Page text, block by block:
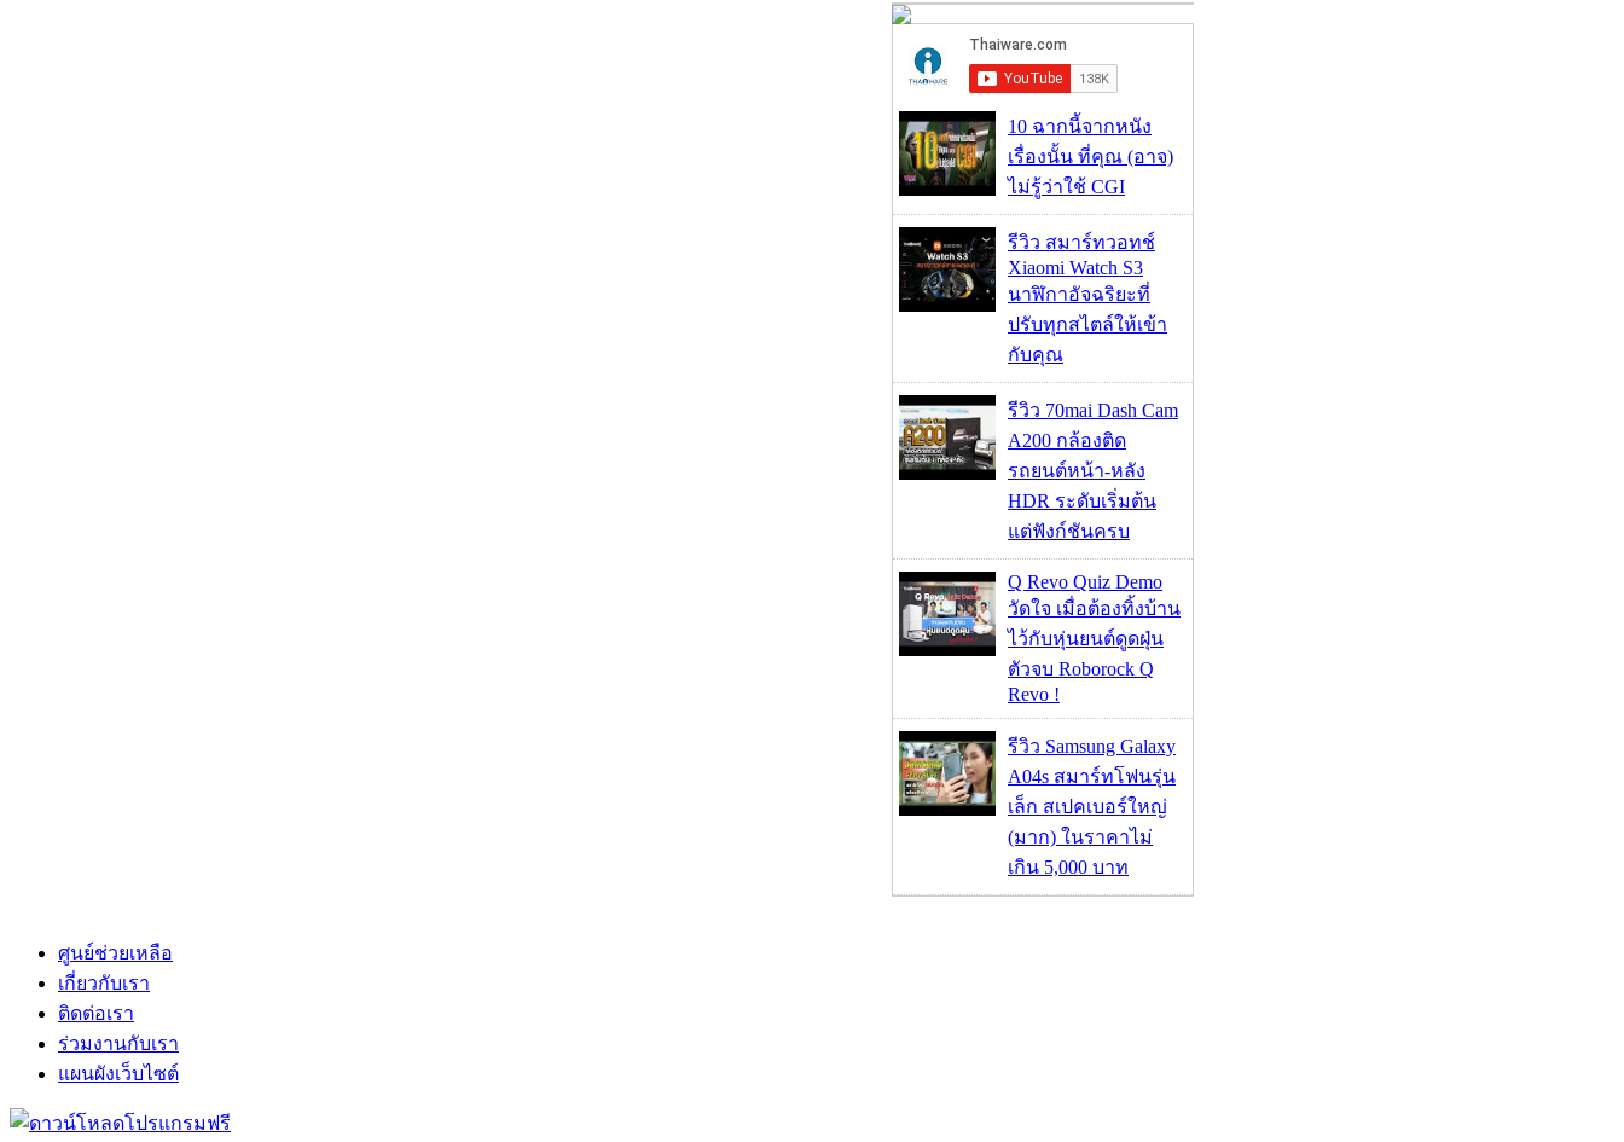
10 ฉากนี้จากหนัง
เรื่องนั้น ที่คุณ (อาจ)
ไม่รู้ว่าใช้ CGI
รีวิว สมาร์ทวอทช์
Xiaomi Watch S3
นาฬิกาอัจฉริยะที่
ปรับทุกสไตล์ให้เข้า
กับคุณ
รีวิว 70mai Dash Cam
A200 กล้องติด
รถยนต์หน้า-หลัง
HDR ระดับเริ่มต้น
แต่ฟังก์ชันครบ
Q Revo Quiz Demo
วัดใจ เมื่อต้องทิ้งบ้าน
ไว้กับหุ่นยนต์ดูดฝุ่น
ตัวจบ Roborock Q
Revo !
รีวิว Samsung Galaxy
A04s สมาร์ทโฟนรุ่น
เล็ก สเปคเบอร์ใหญ่
(มาก) ในราคาไม่
เกิน 5,000 บาท
ศูนย์ช่วยเหลือ
เกี่ยวกับเรา
ติดต่อเรา
ร่วมงานกับเรา
แผนผังเว็บไซต์